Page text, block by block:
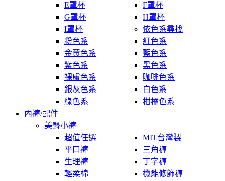
E罩杯
F罩杯
G罩杯
H罩杯
I罩杯
依色系尋找
粉色系
紅色系
金黃色系
藍色系
紫色系
黑色系
裸膚色系
咖啡色系
銀灰色系
白色系
綠色系
柑橘色系
內褲/配件
美臀小褲
超值任選
MIT台灣製
平口褲
三角褲
生理褲
丁字褲
輕柔棉
機能修飾褲